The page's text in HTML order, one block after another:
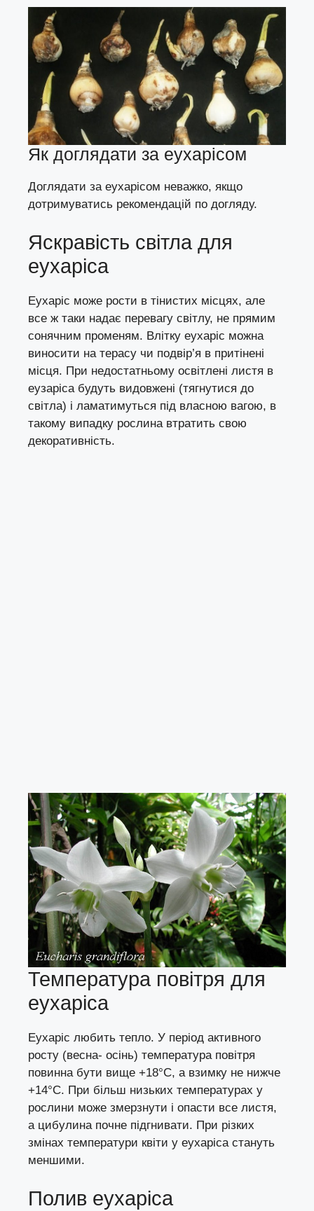
Як доглядати за еухарісом
Доглядати за еухарісом неважко, якщо
дотримуватись рекомендацій по догляду.
Яскравість світла для
еухаріса
Еухаріс може рости в тінистих місцях, але
все ж таки надає перевагу світлу, не прямим
сонячним променям. Влітку еухаріс можна
виносити на терасу чи подвір’я в притінені
місця. При недостатньому освітлені листя в
еузаріса будуть видовжені (тягнутися до
світла) і ламатимуться під власною вагою, в
такому випадку рослина втратить свою
декоративність.
Температура повітря для
еухаріса
Еухаріс любить тепло. У період активного
росту (весна- осінь) температура повітря
повинна бути вище +18°C, а взимку не нижче
+14°C. При більш низьких температурах у
рослини може змерзнути і опасти все листя,
а цибулина почне підгнивати. При різких
змінах температури квіти у еухаріса стануть
меншими.
Полив еухаріса